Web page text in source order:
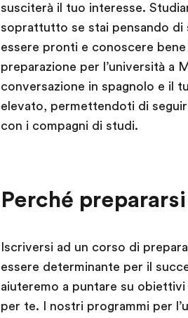
susciterà il tuo interesse.
soprattutto se stai pensando di
essere pronti e conoscere
preparazione per l’università a
conversazione in spagnolo e il
elevato, permettendoti di
con i compagni di studi.
Perché
Iscriversi ad un corso di
essere determinante per il
aiuteremo a puntare su
per te. I nostri programmi per